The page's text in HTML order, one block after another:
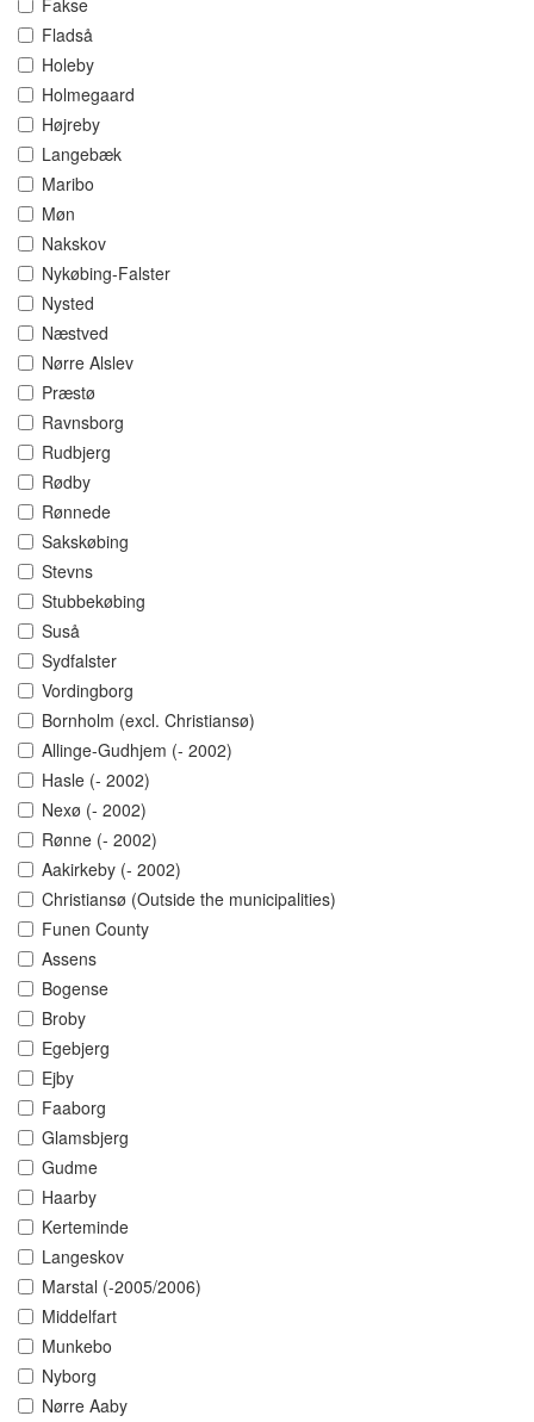
Fakse
Fladså
Holeby
Holmegaard
Højreby
Langebæk
Maribo
Møn
Nakskov
Nykøbing-Falster
Nysted
Næstved
Nørre Alslev
Præstø
Ravnsborg
Rudbjerg
Rødby
Rønnede
Sakskøbing
Stevns
Stubbekøbing
Suså
Sydfalster
Vordingborg
Bornholm (excl. Christiansø)
Allinge-Gudhjem (- 2002)
Hasle (- 2002)
Nexø (- 2002)
Rønne (- 2002)
Aakirkeby (- 2002)
Christiansø (Outside the municipalities)
Funen County
Assens
Bogense
Broby
Egebjerg
Ejby
Faaborg
Glamsbjerg
Gudme
Haarby
Kerteminde
Langeskov
Marstal (-2005/2006)
Middelfart
Munkebo
Nyborg
Nørre Aaby